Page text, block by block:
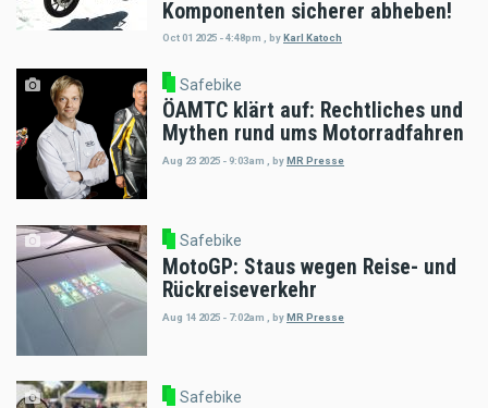
Komponenten sicherer abheben!
Oct 01 2025 - 4:48pm byKarl Katoch
Safebike
ÖAMTC klärt auf: Rechtliches und
Mythen rund ums Motorradfahren
Aug 23 2025 - 9:03am byMR Presse
Safebike
MotoGP: Staus wegen Reise- und
Rückreiseverkehr
Aug 14 2025 - 7:02am byMR Presse
Safebike